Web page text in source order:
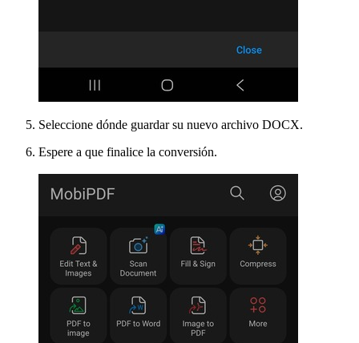
Seleccione dónde guardar su nuevo archivo DOCX.
Espere a que finalice la conversión.